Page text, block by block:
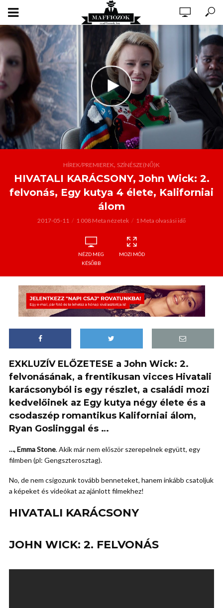
HÍREK/PREMIEREK, SZÍNÉSZE(NŐ)K
HIVATALI KARÁCSONY, John Wick: 2.
felvonás, Egy kutya 4 élete, Kaliforniai
álom
2017-05-11 1 008 Meta nézetek 1 Meta olvasási idő
NÉZD MEG
KÉSŐBB
MOZI MÓD
EXKLUZÍV ELŐZETESE a John Wick: 2.
felvonásának, a frentikusan vicces Hivatali
karácsonyból is egy részlet, a családi mozi
kedvelőinek az Egy kutya négy élete és a
csodaszép romantikus Kaliforniai álom,
Ryan Goslinggal és …
…, Emma Stone. Akik már nem először szerepelnek együtt, egy
filmben (pl: Gengszterosztag).
No, de nem csigozunk tovább benneteket, hanem inkább csatoljuk
a képeket és videókat az ajánlott filmekhez!
HIVATALI KARÁCSONY
JOHN WICK: 2. FELVONÁS